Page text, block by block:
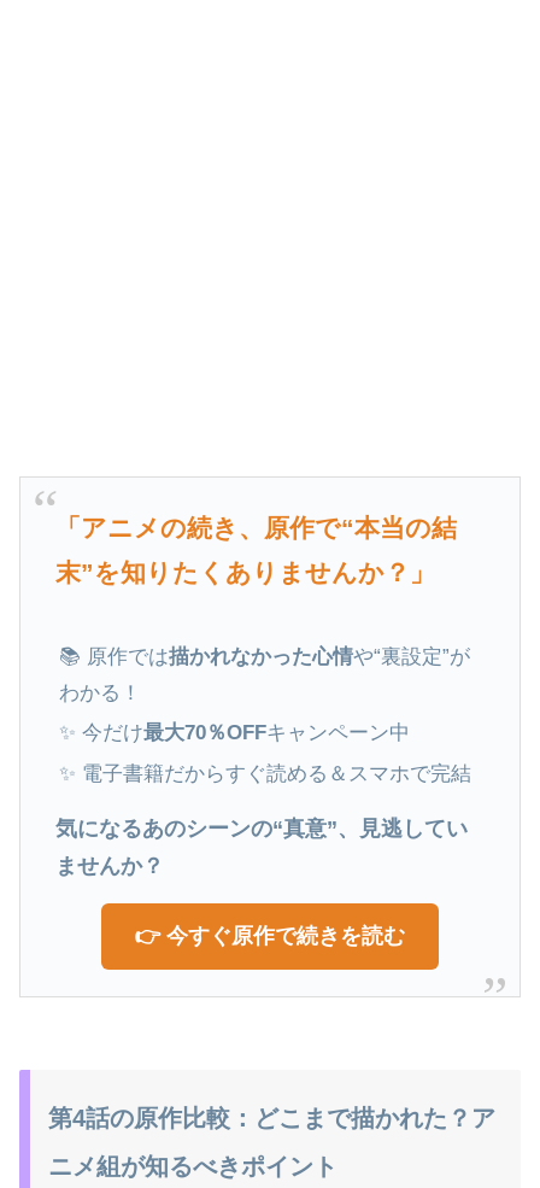
「アニメの続き、原作で“本当の結
末”を知りたくありませんか？」
📚 原作では描かれなかった心情や“裏設定”が
わかる！
✨ 今だけ最大70％OFFキャンペーン中
✨ 電子書籍だからすぐ読める＆スマホで完結
気になるあのシーンの“真意”、見逃してい
ませんか？
👉 今すぐ原作で続きを読む
第4話の原作比較：どこまで描かれた？ア
ニメ組が知るべきポイント